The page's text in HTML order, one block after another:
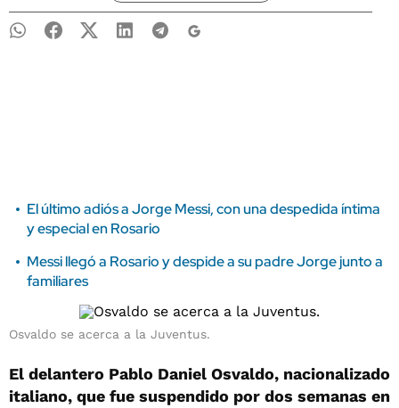
El último adiós a Jorge Messi, con una despedida íntima
y especial en Rosario
Messi llegó a Rosario y despide a su padre Jorge junto a
familiares
Osvaldo se acerca a la Juventus.
El delantero Pablo Daniel Osvaldo, nacionalizado
italiano, que fue suspendido por dos semanas en